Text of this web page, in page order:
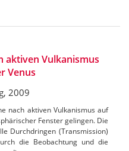
aktiven Vulkanismus
Venus
2009
nach aktiven Vulkanismus auf
Fenster gelingen. Die
Durchdringen (Transmission)
die Beobachtung und die